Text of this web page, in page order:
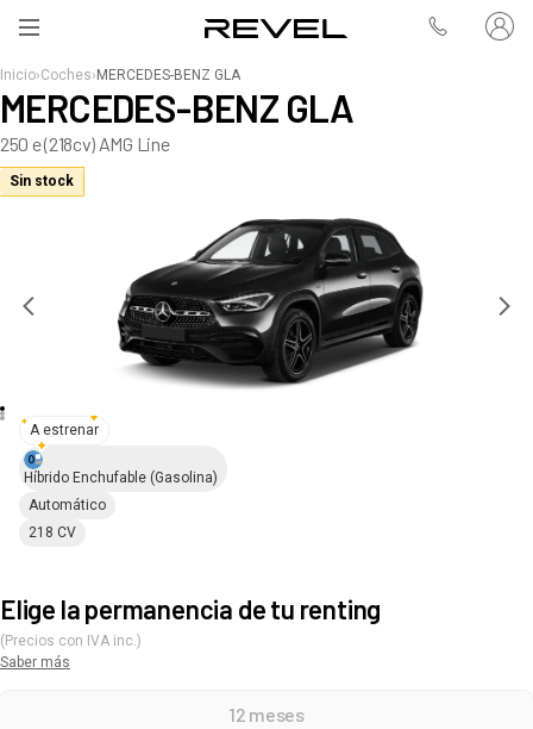
Inicio›Coches› MERCEDES-BENZ GLA
MERCEDES-BENZ GLA
250 e (218cv) AMG Line
Sin stock
A estrenar
Híbrido Enchufable (Gasolina)
Automático
218 CV
Elige la permanencia de tu renting
(Precios con IVA inc.)
Saber más
12 meses